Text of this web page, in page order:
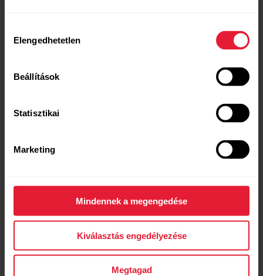
kiválasztása
Elengedhetetlen
Beállítások
Statisztikai
Marketing
Mindennek a megengedése
Kiválasztás engedélyezése
Megtagad
Az összes véroxigénszint-mérési adatot a Polar Flow a
magassági adatokkal együtt menti. Ezt az információt
reakciójának nyomon követésére és elemzésére egy